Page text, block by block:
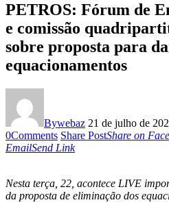
PETROS: Fórum de
e comissão
sobre proposta para
equacionamentos
Bywebaz 21 de julho de
0Comments Share PostShare on
EmailSend Link
Nesta terça, 22, acontece LIVE
da proposta de eliminação dos